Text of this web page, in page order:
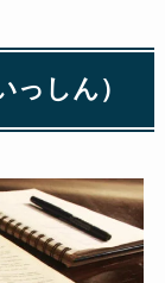
っしん）